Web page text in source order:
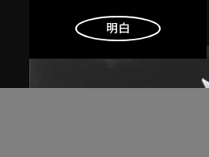
1983/2012
明白